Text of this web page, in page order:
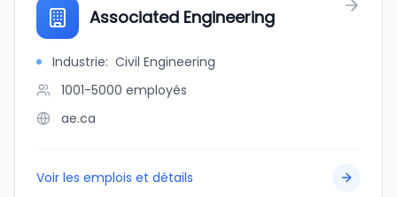
Associated Engineering
Industrie: Civil Engineering
1001-5000 employés
ae.ca
Voir les emplois et détails